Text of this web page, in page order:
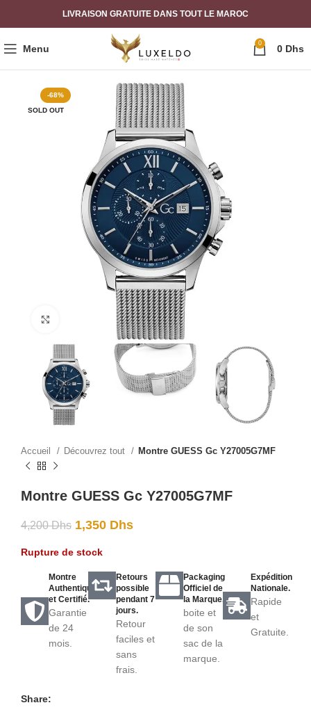
LIVRAISON GRATUITE DANS TOUT LE MAROC
Menu 0 0 Dhs
-68%
SOLD OUT
Click to enlarge
Accueil Découvrez tout Montre GUESS Gc Y27005G7MF
Montre GUESS Gc Y27005G7MF
4,200Dhs 1,350 Dhs
Rupture de stock
Montre
Authentique
et Certifié.
Garantie
de 24
mois.
Retours
possible
pendant 7
jours.
Retour
faciles et
sans
frais.
Packaging
Officiel de
la Marque.
boite et
de son
sac de la
marque.
Expédition
Nationale.
Rapide
et
Gratuite.
Share: